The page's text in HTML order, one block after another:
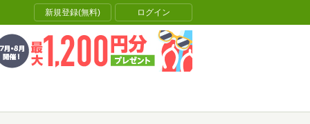
新規登録(無料) ログイン